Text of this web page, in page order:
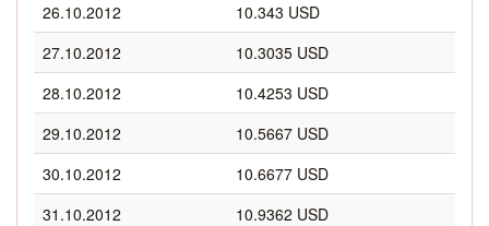
26.10.2012
10.343 USD
27.10.2012
10.3035 USD
28.10.2012
10.4253 USD
29.10.2012
10.5667 USD
30.10.2012
10.6677 USD
31.10.2012
10.9362 USD